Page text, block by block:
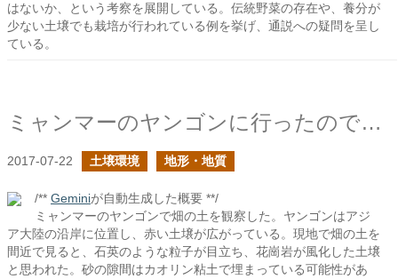
はないか、という考察を展開している。伝統野菜の存在や、養分が
少ない土壌でも栽培が行われている例を挙げ、通説への疑問を呈し
ている。
ミャンマーのヤンゴンに行ったので畑の土を見た
2017-07-22 土壌環境 地形・地質
/** Geminiが自動生成した概要 **/
ミャンマーのヤンゴンで畑の土を観察した。ヤンゴンはアジ
ア大陸の沿岸に位置し、赤い土壌が広がっている。現地で畑の土を
間近で見ると、石英のような粒子が目立ち、花崗岩が風化した土壌
と思われた。砂の隙間はカオリン粘土で埋まっている可能性があ